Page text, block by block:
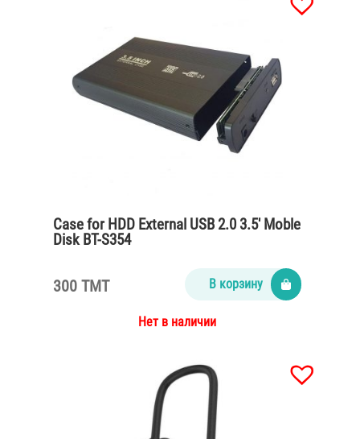
Case for HDD External USB 2.0 3.5′ Moble
Disk BT-S354
300 TMT В корзину
Нет в наличии